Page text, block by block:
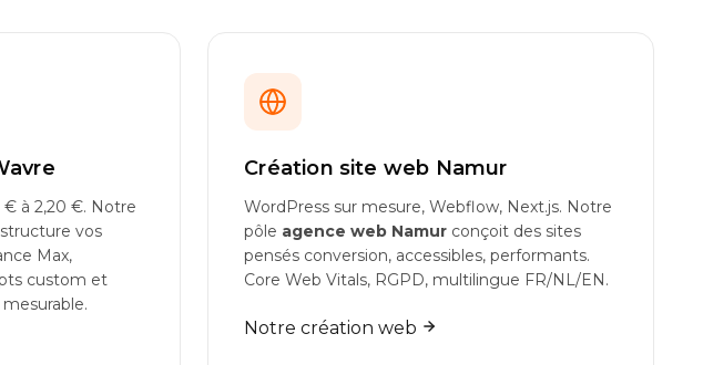
à 2,20 €. Notre
structure vos
Max,
custom et
Création site web Namur
WordPress sur mesure, Webflow, Next.js. Notre
pôle agence web Namur conçoit des sites
pensés conversion, accessibles, performants.
Core Web Vitals, RGPD, multilingue FR/NL/EN.
Notre création web